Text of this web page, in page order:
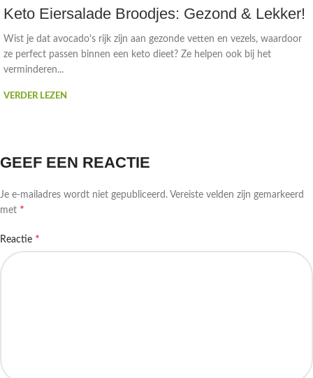
Keto Eiersalade Broodjes: Gezond & Lekker!
Wist je dat avocado's rijk zijn aan gezonde vetten en vezels, waardoor
ze perfect passen binnen een keto dieet? Ze helpen ook bij het
verminderen...
VERDER LEZEN
GEEF EEN REACTIE
Je e-mailadres wordt niet gepubliceerd. Vereiste velden zijn gemarkeerd
met *
Reactie *